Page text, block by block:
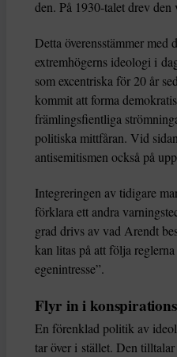
den. På 1930-talet drev
Detta överensstämmer med
extremhögerns ideologi i
som excentriska för 20 år
kommit att forma
främlingsfientliga
politiska mittfåran. Vid
antisemitismen också på
Integreringen av tidigare
förklara ett andra
grad drivs av vad Arendt
kan litas på att följa
egenintresse”.
Flyr in i
En förenklad politik av
tar över i stället. Den